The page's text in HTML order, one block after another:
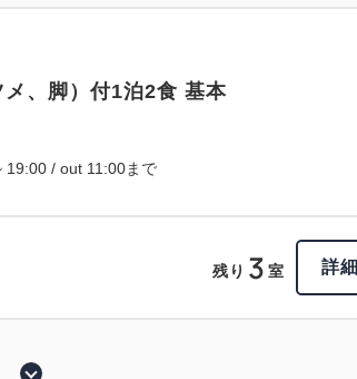
メ、脚）付1泊2食 基本
19:00 / out 11:00まで
残り 3 室 詳細